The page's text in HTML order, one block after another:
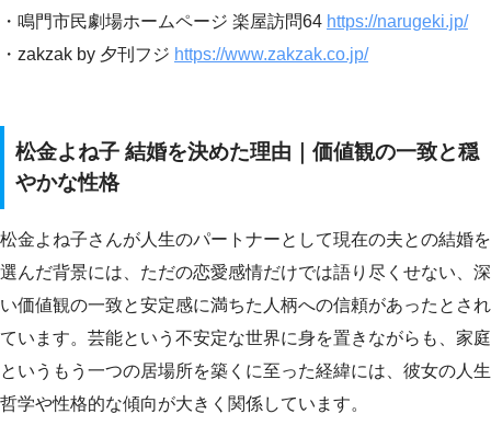
・鳴門市民劇場ホームページ 楽屋訪問64 https://narugeki.jp/
・zakzak by 夕刊フジ https://www.zakzak.co.jp/
松金よね子 結婚を決めた理由｜価値観の一致と穏
やかな性格
松金よね子さんが人生のパートナーとして現在の夫との結婚を
選んだ背景には、ただの恋愛感情だけでは語り尽くせない、深
い価値観の一致と安定感に満ちた人柄への信頼があったとされ
ています。芸能という不安定な世界に身を置きながらも、家庭
というもう一つの居場所を築くに至った経緯には、彼女の人生
哲学や性格的な傾向が大きく関係しています。